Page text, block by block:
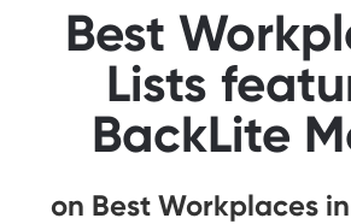
Best
Lists
BackLite
#9 on Best Workplaces